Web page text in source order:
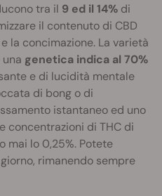
tra il 9 ed il 14% di
il contenuto di CBD
la concimazione. La varietà
genetica indica al 70%
e di lucidità mentale
di bong o di
istantaneo ed uno
concentrazioni di THC di
mai lo 0,25%. Potete
rimanendo sempre